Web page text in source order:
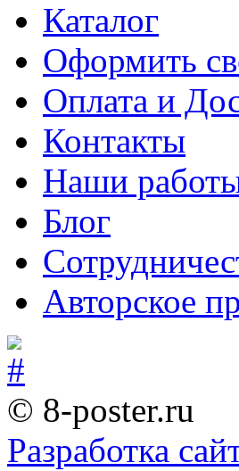
Каталог
Оформить
Оплата и
Контакты
Наши
Блог
Авторское
© 8-poster.ru
Разработка